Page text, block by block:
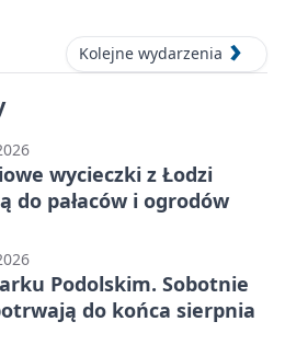
Kolejne wydarzenia
wycieczki z Łodzi
do pałaców i ogrodów
Podolskim. Sobotnie
do końca sierpnia